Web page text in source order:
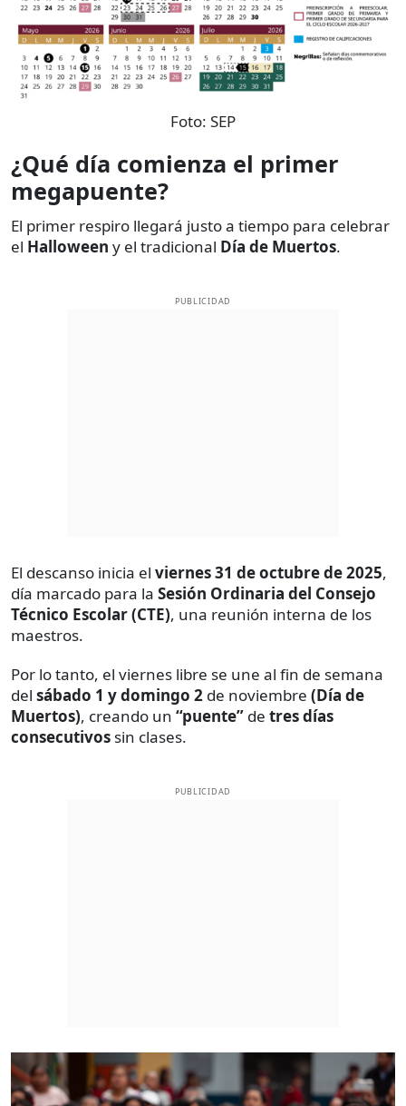
Foto: SEP
¿Qué día comienza el primer
megapuente?
El primer respiro llegará justo a tiempo para celebrar
el Halloween y el tradicional Día de Muertos.
PUBLICIDAD
El descanso inicia el viernes 31 de octubre de 2025,
día marcado para la Sesión Ordinaria del Consejo
Técnico Escolar (CTE), una reunión interna de los
maestros.
Por lo tanto, el viernes libre se une al fin de semana
del sábado 1 y domingo 2 de noviembre (Día de
Muertos), creando un “puente” de tres días
consecutivos sin clases.
PUBLICIDAD